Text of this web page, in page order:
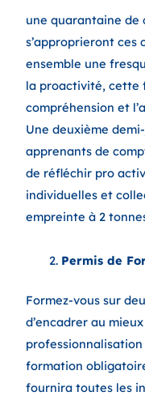
une quarantaine de
s’approprieront ces
ensemble une
la proactivité, cette
compréhension et
Une deuxième
apprenants de
de réfléchir pro
individuelles et
empreinte à 2
Permis de
Formez-vous sur
d’encadrer au
professionnalisation
formation
fournira toutes les